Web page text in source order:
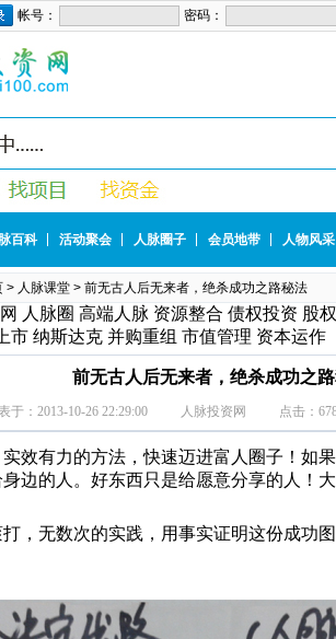
百科 活动聚会 人脉圈子 会员地带 人物风采
> 人脉课堂 > 前无古人后无来者，绝杀成功之路秘法
人脉圈 高端人脉 资源整合 债权投资 股
市 纳斯达克 并购重组 市值管理 资本运作
前无古人后无来者，绝杀成功之
于： 2013-10-26 22:29:00 人脉投资网 点击：
效有力的方法，快速迈进富人圈子！如
边的人。好东西只是给愿意分享的人！
，无数次的实践，用事实证明这份成功